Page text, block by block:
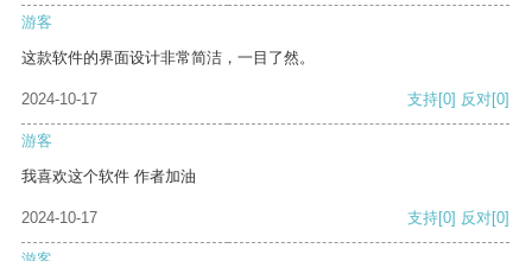
游客
这款软件的界面设计非常简洁，一目了然。
2024-10-17 支持[0] 反对[0]
游客
我喜欢这个软件 作者加油
2024-10-17 支持[0] 反对[0]